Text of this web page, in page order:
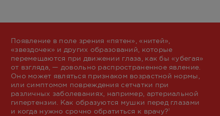
Появление в поле зрения «пятен», «нитей»,
«звездочек» и других образований, которые
перемещаются при движении глаза, как бы «убегая»
от взгляда, — довольно распространенное явление.
Оно может являться признаком возрастной нормы,
или симптомом повреждения сетчатки при
различных заболеваниях, например, артериальной
гипертензии. Как образуются мушки перед глазами
и когда нужно срочно обратиться к врачу?1